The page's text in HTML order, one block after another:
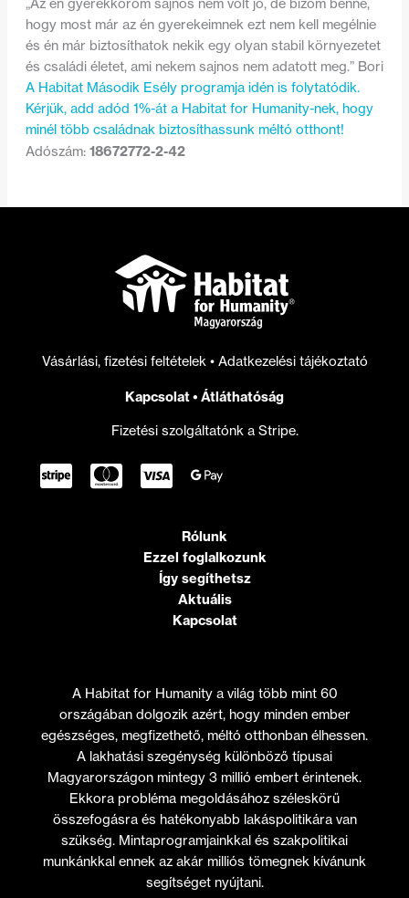
„Az én gyerekkorom sajnos nem volt jó, de bízom benne,
hogy most már az én gyerekeimnek ezt nem kell megélnie
és én már biztosíthatok nekik egy olyan stabil környezetet
és családi életet, ami nekem sajnos nem adatott meg.” Bori
A Habitat Második Esély programja idén is folytatódik.
Kérjük, add adód 1%-át a Habitat for Humanity-nek, hogy
minél több családnak biztosíthassunk méltó otthont!
Adószám: 18672772-2-42
Vásárlási, fizetési feltételek • Adatkezelési tájékoztató
Kapcsolat• Átláthatóság
Fizetési szolgáltatónk a Stripe.
Rólunk
Ezzel foglalkozunk
Így segíthetsz
Aktuális
Kapcsolat
A Habitat for Humanity a világ több mint 60
országában dolgozik azért, hogy minden ember
egészséges, megfizethető, méltó otthonban élhessen.
A lakhatási szegénység különböző típusai
Magyarországon mintegy 3 millió embert érintenek.
Ekkora probléma megoldásához széleskörű
összefogásra és hatékonyabb lakáspolitikára van
szükség. Mintaprogramjainkkal és szakpolitikai
munkánkkal ennek az akár milliós tömegnek kívánunk
segítséget nyújtani.